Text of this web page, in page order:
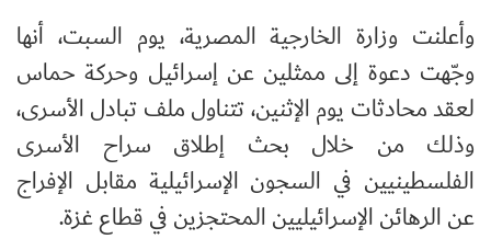
وأعلنت وزارة الخارجية المصرية، يوم السبت، أنها
وجّهت دعوة إلى ممثلين عن إسرائيل وحركة حماس
لعقد محادثات يوم الإثنين، تتناول ملف تبادل الأسرى،
وذلك من خلال بحث إطلاق سراح الأسرى
الفلسطينيين في السجون الإسرائيلية مقابل الإفراج
عن الرهائن الإسرائيليين المحتجزين في قطاع غزة.